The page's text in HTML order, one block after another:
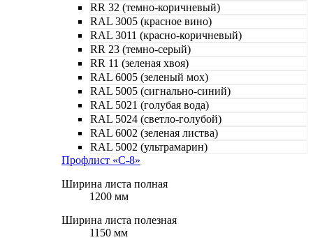
RR 32 (темно-коричневый)
RAL 3005 (красное вино)
RAL 3011 (красно-коричневый)
RR 23 (темно-серый)
RR 11 (зеленая хвоя)
RAL 6005 (зеленый мох)
RAL 5005 (сигнально-синий)
RAL 5021 (голубая вода)
RAL 5024 (светло-голубой)
RAL 6002 (зеленая листва)
RAL 5002 (ультрамарин)
Профлист «С-8»
Ширина листа полная
1200 мм
Ширина листа полезная
1150 мм